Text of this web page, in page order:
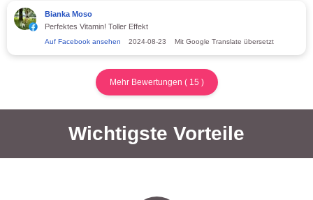
Bianka Moso
Perfektes Vitamin! Toller Effekt
Auf Facebook ansehen 2024-08-23 Mit Google Translate übersetzt
Mehr Bewertungen ( 15 )
Wichtigste Vorteile